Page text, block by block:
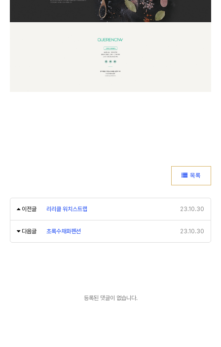
목록
이전글 리리클 워치스트랩 23.10.30
다음글 초록수채화펜션 23.10.30
등록된 댓글이 없습니다.